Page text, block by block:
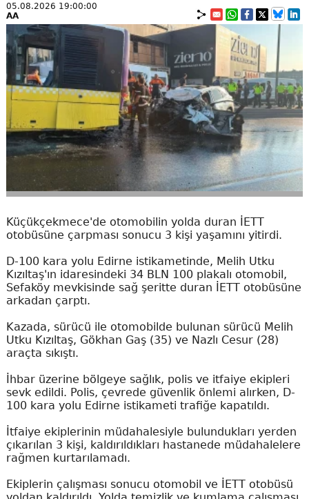
05.08.2026 19:00:00
AA
Küçükçekmece'de otomobilin yolda duran İETT
otobüsüne çarpması sonucu 3 kişi yaşamını yitirdi.
D-100 kara yolu Edirne istikametinde, Melih Utku
Kızıltaş'ın idaresindeki 34 BLN 100 plakalı otomobil,
Sefaköy mevkisinde sağ şeritte duran İETT otobüsüne
arkadan çarptı.
Kazada, sürücü ile otomobilde bulunan sürücü Melih
Utku Kızıltaş, Gökhan Gaş (35) ve Nazlı Cesur (28)
araçta sıkıştı.
İhbar üzerine bölgeye sağlık, polis ve itfaiye ekipleri
sevk edildi. Polis, çevrede güvenlik önlemi alırken, D-
100 kara yolu Edirne istikameti trafiğe kapatıldı.
İtfaiye ekiplerinin müdahalesiyle bulundukları yerden
çıkarılan 3 kişi, kaldırıldıkları hastanede müdahalelere
rağmen kurtarılamadı.
Ekiplerin çalışması sonucu otomobil ve İETT otobüsü